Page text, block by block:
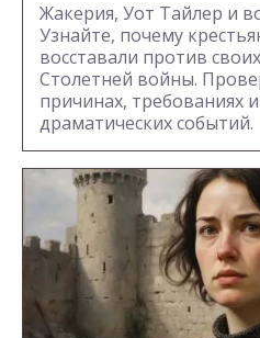
Жакерия, Уот Тайлер и
Узнайте, почему
восставали против
Столетней войны.
причинах, требованиях
драматических событий.